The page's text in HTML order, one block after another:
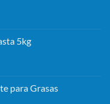
5kg
para Grasas